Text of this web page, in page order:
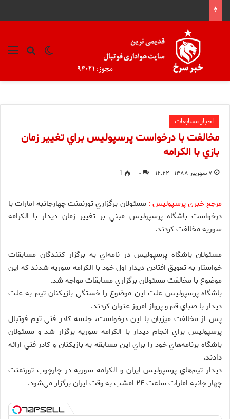
تغییر پوسته
اخبار مسابقات
مخالفت با درخواست پرسپوليس براي تغيير زمان
بازي با الكرامه
۷ شهریور ۱۳۸۸ - ۱۴:۲۲ ۰ 1
مرجع خبری پرسپولیس :مسئولان برگزاري تورنمنت چهارجانبه امارات با
درخواست باشگاه پرسپوليس مبني بر تغيير زمان ديدار با الكرامه
سوريه مخالفت كردند.
مسئولان باشگاه پرسپوليس در نامه‌اي به برگزار كنندگان مسابقات
خواستار به تعويق افتادن ديدار اول خود با الكرامه سوريه شدند كه اين
موضوع با مخالفت مسئولان برگزاري مسابقات مواجه شد.
باشگاه پرسپوليس علت اين موضوع را خستگي بازيكنان تيم به علت
ديدار با صباي قم و پرواز امروز عنوان كردند.
پس از مخالفت ميزبان با اين درخواست، جلسه كادر فني تيم فوتبال
پرسپوليس براي انجام ديدار با الكرامه سوريه برگزار شد و مسئولان
باشگاه برنامه‌هاي خود را براي اين مسابقه به بازيكنان و كادر فني ارائه
دادند.
ديدار تيم‌هاي پرسپوليس ايران و الكرامه سوريه در چارچوب تورنمنت
چهار جانبه امارات ساعت ۲۴ امشب به وقت ايران برگزار مي‌شود.